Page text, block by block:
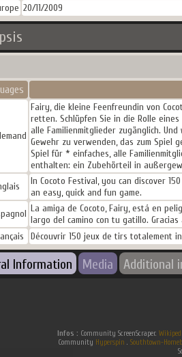
20/11/2009
Fairy, die kleine Feenfreundin von
retten. Schlüpfen Sie in die Rolle
alle Familienmitglieder zugänglich.
Gewehr zu verwenden, das zum Spiel
Spiel für * einfaches, alle
enthalten: ein Zubehörteil in
In Cocoto Festival, you can discover
an easy, quick and fun game.
La amiga de Cocoto, Fairy, está en
largo del camino con tu gatillo.
Découvrir 150 jeux de tirs totalement
Information Media Additional
Infos : Community ScreenScraper.
Community Hyperspin . Southtown-